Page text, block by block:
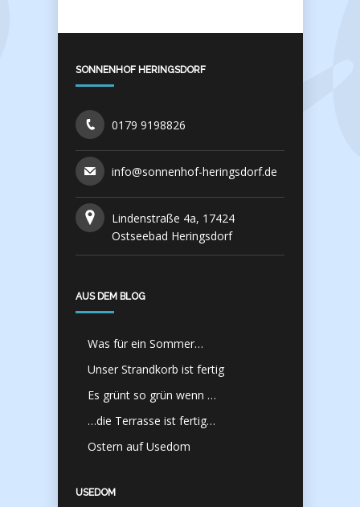
SONNENHOF HERINGSDORF
0179 9198826
info@sonnenhof-heringsdorf.de
Lindenstraße 4a, 17424
Ostseebad Heringsdorf
AUS DEM BLOG
Was für ein Sommer…
Unser Strandkorb ist fertig
Es grünt so grün wenn …
…die Terrasse ist fertig…
Ostern auf Usedom
USEDOM